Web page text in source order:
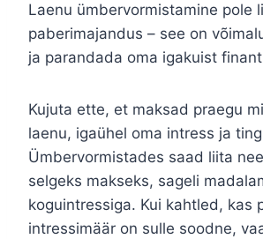
Laenu ümbervormistamine pole
paberimajandus – see on
ja parandada oma igakuist
Kujuta ette, et maksad praegu
laenu, igaühel oma intress ja
Ümbervormistades saad liita
selgeks makseks, sageli
koguintressiga. Kui kahtled, kas
intressimäär on sulle soodne,